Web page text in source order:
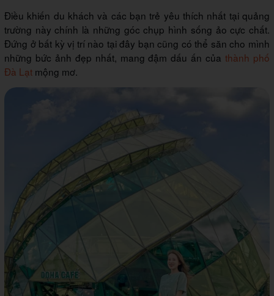
Điều khiến du khách và các bạn trẻ yêu thích nhất tại quảng
trường này chính là những góc chụp hình sống ảo cực chất.
Đứng ở bất kỳ vị trí nào tại đây bạn cũng có thể săn cho mình
những bức ảnh đẹp nhất, mang đậm dấu ấn củathành phố
Đà Lạt mộng mơ.